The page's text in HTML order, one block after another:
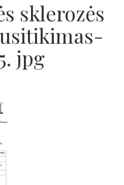
sklerozės
jpg